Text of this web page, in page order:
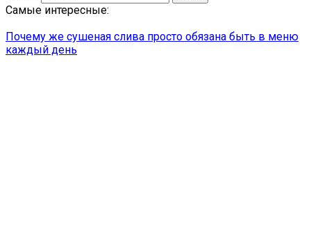
Самые интересные:
Почему же сушеная слива просто обязана быть в меню
каждый день